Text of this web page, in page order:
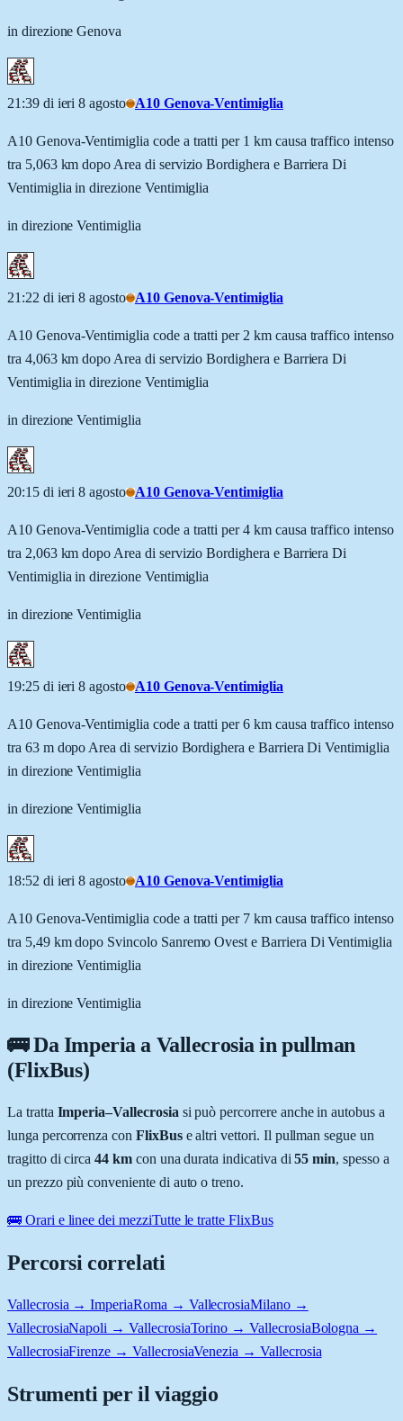
in direzione Genova
21:39 di ieri 8 agosto A10 Genova-Ventimiglia
A10 Genova-Ventimiglia code a tratti per 1 km causa traffico intenso
tra 5,063 km dopo Area di servizio Bordighera e Barriera Di
Ventimiglia in direzione Ventimiglia
in direzione Ventimiglia
21:22 di ieri 8 agosto A10 Genova-Ventimiglia
A10 Genova-Ventimiglia code a tratti per 2 km causa traffico intenso
tra 4,063 km dopo Area di servizio Bordighera e Barriera Di
Ventimiglia in direzione Ventimiglia
in direzione Ventimiglia
20:15 di ieri 8 agosto A10 Genova-Ventimiglia
A10 Genova-Ventimiglia code a tratti per 4 km causa traffico intenso
tra 2,063 km dopo Area di servizio Bordighera e Barriera Di
Ventimiglia in direzione Ventimiglia
in direzione Ventimiglia
19:25 di ieri 8 agosto A10 Genova-Ventimiglia
A10 Genova-Ventimiglia code a tratti per 6 km causa traffico intenso
tra 63 m dopo Area di servizio Bordighera e Barriera Di Ventimiglia
in direzione Ventimiglia
in direzione Ventimiglia
18:52 di ieri 8 agosto A10 Genova-Ventimiglia
A10 Genova-Ventimiglia code a tratti per 7 km causa traffico intenso
tra 5,49 km dopo Svincolo Sanremo Ovest e Barriera Di Ventimiglia
in direzione Ventimiglia
in direzione Ventimiglia
🚌 DaImperiaa Vallecrosiain pullman
(FlixBus)
La tratta Imperia–Vallecrosia si può percorrere anche in autobus a
lunga percorrenza con FlixBuse altri vettori. Il pullman segue un
tragitto di circa 44 kmcon una durata indicativa di 55 min, spesso a
un prezzo più conveniente di auto o treno.
🚌 Orari e linee dei mezziTutte le tratte FlixBus
Percorsi correlati
Vallecrosia → ImperiaRoma → VallecrosiaMilano →
VallecrosiaNapoli → VallecrosiaTorino → VallecrosiaBologna →
VallecrosiaFirenze → VallecrosiaVenezia → Vallecrosia
Strumenti per il viaggio